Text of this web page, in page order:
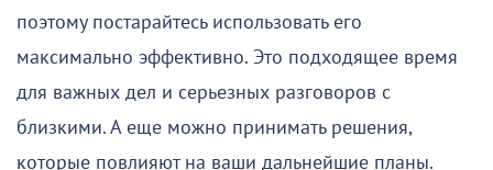
поэтому постарайтесь использовать его
максимально эффективно. Это подходящее время
для важных дел и серьезных разговоров с
близкими. А еще можно принимать решения,
которые повлияют на ваши дальнейшие планы.